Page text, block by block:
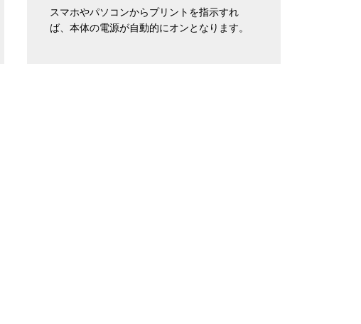
スマホやパソコンからプリントを指示すれ
ば、本体の電源が自動的にオンとなります。